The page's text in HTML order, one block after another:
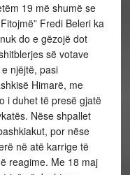
19 më shumë se
Fredi Beleri ka
do e gëzojë dot
së votave
njëjtë, pasi
Himarë, me
i duhet të presë gjatë
Nëse shpallet
por nëse
në atë karrige të
reagime. Me 18 maj